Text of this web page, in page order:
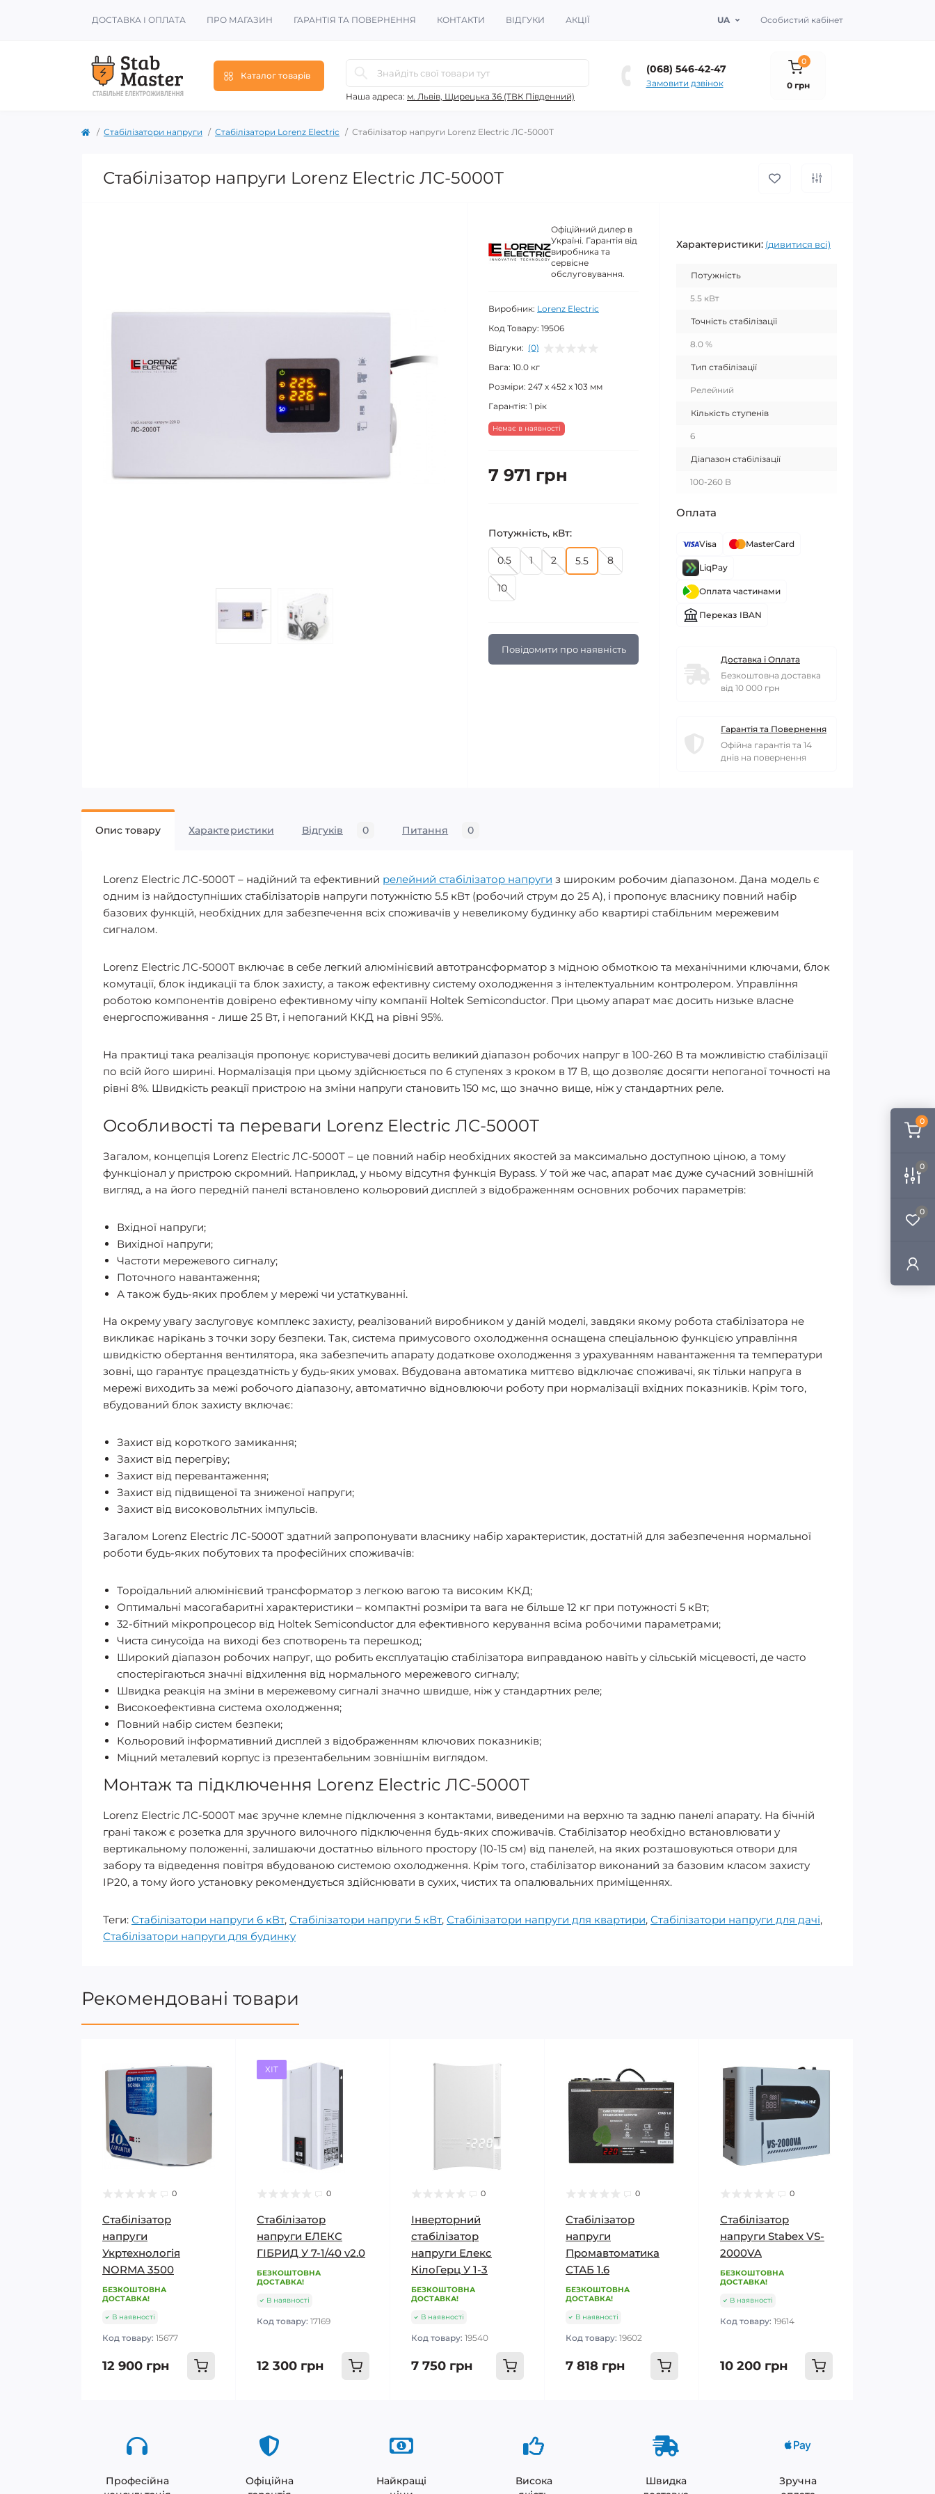
0
0
0
ДОСТАВКА І ОПЛАТА ПРО МАГАЗИН ГАРАНТІЯ ТА ПОВЕРНЕННЯ КОНТАКТИ ВІДГУКИ АКЦІЇ UA Особистий кабінет
Каталог товарів
Наша адреса: м. Львів, Щирецька 36 (ТВК Південний)
(068) 546-42-47
Замовити дзвінок
0
0 грн
Стабілізатори напруги Стабілізатори Lorenz Electric Стабілізатор напруги Lorenz Electric ЛС-5000Т
Стабілізатор напруги Lorenz Electric ЛС-5000Т
Офіційний дилер в
Україні. Гарантія від
виробника та
сервісне
обслуговування.
Виробник: Lorenz Electric
Код Товару: 19506
Відгуки: (0)
Вага: 10.0 кг
Розміри: 247 x 452 x 103 мм
Гарантія: 1 рік
Немає в наявності
7 971 грн
Потужність, кВт:
0.5 1 2 5.5 8
10
Повідомити про наявність
Характеристики: (дивитися всі)
Потужність
5.5 кВт
Точність стабілізації
8.0 %
Тип стабілізації
Релейний
Кількість ступенів
6
Діапазон стабілізації
100-260 В
Оплата
Visa MasterCard
LiqPay
Оплата частинами
Переказ IBAN
Доставка і Оплата
Безкоштовна доставка
від 10 000 грн
Гарантія та Повернення
Офійна гарантія та 14
днів на повернення
Опис товару Характеристики Відгуків 0 Питання 0
Lorenz Electric ЛС-5000Т – надійний та ефективний релейний стабілізатор напруги з широким робочим діапазоном. Дана модель є
одним із найдоступніших стабілізаторів напруги потужністю 5.5 кВт (робочий струм до 25 А), і пропонує власнику повний набір
базових функцій, необхідних для забезпечення всіх споживачів у невеликому будинку або квартирі стабільним мережевим
сигналом.
Lorenz Electric ЛС-5000Т включає в себе легкий алюмінієвий автотрансформатор з мідною обмоткою та механічними ключами, блок
комутації, блок індикації та блок захисту, а також ефективну систему охолодження з інтелектуальним контролером. Управління
роботою компонентів довірено ефективному чіпу компанії Holtek Semiconductor. При цьому апарат має досить низьке власне
енергоспоживання - лише 25 Вт, і непоганий ККД на рівні 95%.
На практиці така реалізація пропонує користувачеві досить великий діапазон робочих напруг в 100-260 В та можливістю стабілізації
по всій його ширині. Нормалізація при цьому здійснюється по 6 ступенях з кроком в 17 В, що дозволяє досягти непоганої точності на
рівні 8%. Швидкість реакції пристрою на зміни напруги становить 150 мс, що значно вище, ніж у стандартних реле.
Особливості та переваги Lorenz Electric ЛС-5000Т
Загалом, концепція Lorenz Electric ЛС-5000Т – це повний набір необхідних якостей за максимально доступною ціною, а тому
функціонал у пристрою скромний. Наприклад, у ньому відсутня функція Bypass. У той же час, апарат має дуже сучасний зовнішній
вигляд, а на його передній панелі встановлено кольоровий дисплей з відображенням основних робочих параметрів:
Вхідної напруги;
Вихідної напруги;
Частоти мережевого сигналу;
Поточного навантаження;
А також будь-яких проблем у мережі чи устаткуванні.
На окрему увагу заслуговує комплекс захисту, реалізований виробником у даній моделі, завдяки якому робота стабілізатора не
викликає нарікань з точки зору безпеки. Так, система примусового охолодження оснащена спеціальною функцією управління
швидкістю обертання вентилятора, яка забезпечить апарату додаткове охолодження з урахуванням навантаження та температури
зовні, що гарантує працездатність у будь-яких умовах. Вбудована автоматика миттєво відключає споживачі, як тільки напруга в
мережі виходить за межі робочого діапазону, автоматично відновлюючи роботу при нормалізації вхідних показників. Крім того,
вбудований блок захисту включає:
Захист від короткого замикання;
Захист від перегріву;
Захист від перевантаження;
Захист від підвищеної та зниженої напруги;
Захист від високовольтних імпульсів.
Загалом Lorenz Electric ЛС-5000Т здатний запропонувати власнику набір характеристик, достатній для забезпечення нормальної
роботи будь-яких побутових та професійних споживачів:
Тороїдальний алюмінієвий трансформатор з легкою вагою та високим ККД;
Оптимальні масогабаритні характеристики – компактні розміри та вага не більше 12 кг при потужності 5 кВт;
32-бітний мікропроцесор від Holtek Semiconductor для ефективного керування всіма робочими параметрами;
Чиста синусоїда на виході без спотворень та перешкод;
Широкий діапазон робочих напруг, що робить експлуатацію стабілізатора виправданою навіть у сільській місцевості, де часто
спостерігаються значні відхилення від нормального мережевого сигналу;
Швидка реакція на зміни в мережевому сигналі значно швидше, ніж у стандартних реле;
Високоефективна система охолодження;
Повний набір систем безпеки;
Кольоровий інформативний дисплей з відображенням ключових показників;
Міцний металевий корпус із презентабельним зовнішнім виглядом.
Монтаж та підключення Lorenz Electric ЛС-5000Т
Lorenz Electric ЛС-5000Т має зручне клемне підключення з контактами, виведеними на верхню та задню панелі апарату. На бічній
грані також є розетка для зручного вилочного підключення будь-яких споживачів. Стабілізатор необхідно встановлювати у
вертикальному положенні, залишаючи достатньо вільного простору (10-15 см) від панелей, на яких розташовуються отвори для
забору та відведення повітря вбудованою системою охолодження. Крім того, стабілізатор виконаний за базовим класом захисту
IP20, а тому його установку рекомендується здійснювати в сухих, чистих та опалювальних приміщеннях.
Теги: Стабілізатори напруги 6 кВт, Стабілізатори напруги 5 кВт, Стабілізатори напруги для квартири, Стабілізатори напруги для дачі,
Стабілізатори напруги для будинку
Рекомендовані товари
0
Стабілізатор
напруги
Укртехнологія
NORMA 3500
БЕЗКОШТОВНА
ДОСТАВКА!
В наявності
Код товару: 15677
12 900 грн
ХІТ
0
Стабілізатор
напруги ЕЛЕКС
ГІБРИД У 7-1/40 v2.0
БЕЗКОШТОВНА
ДОСТАВКА!
В наявності
Код товару: 17169
12 300 грн
0
Інверторний
стабілізатор
напруги Елекс
КілоГерц У 1-3
БЕЗКОШТОВНА
ДОСТАВКА!
В наявності
Код товару: 19540
7 750 грн
0
Стабілізатор
напруги
Промавтоматика
СТАБ 1.6
БЕЗКОШТОВНА
ДОСТАВКА!
В наявності
Код товару: 19602
7 818 грн
0
Стабілізатор
напруги Stabex VS-
2000VA
БЕЗКОШТОВНА
ДОСТАВКА!
В наявності
Код товару: 19614
10 200 грн
Професійна
Офіційна
Найкращі
Висока
Швидка
Зручна